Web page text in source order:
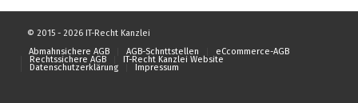
© 2015 - 2026 IT-Recht Kanzlei
Abmahnsichere AGB
AGB-Schnttstellen eCcommerce-AGB
Rechtssichere AGB IT-Recht Kanzlei Website
Datenschutzerklärung Impressum